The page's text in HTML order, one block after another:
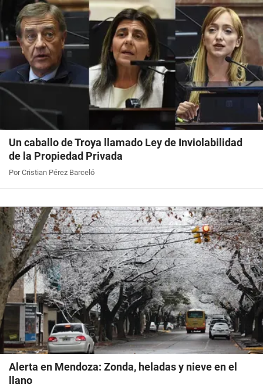
Un caballo de Troya llamado Ley de Inviolabilidad
de la Propiedad Privada
Por Cristian Pérez Barceló
Alerta en Mendoza: Zonda, heladas y nieve en el
llano